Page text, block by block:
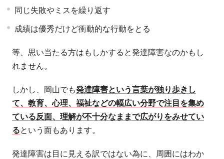
同じ失敗やミスを繰り返す
成績は優秀だけど衝動的な行動をとる
等、思い当たる方はもしかすると発達障害なのかもし
れません。
しかし、岡山でも発達障害という言葉が独り歩きし
て、教育、心理、福祉などの幅広い分野で注目を集め
ている反面、理解が不十分なままで広がりをみせてい
るという面もあります。
発達障害は目に見える訳ではない為に、周囲にはわか